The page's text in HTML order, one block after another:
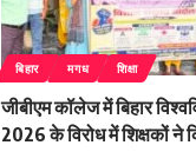
बिहार मगध शिक्षा
जीबीएम कॉलेज में बिहार
2026 के विरोध में शिक्षकों ने